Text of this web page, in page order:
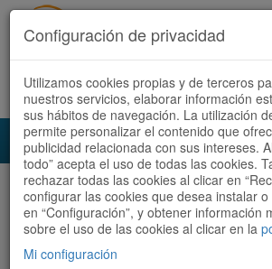
Acceder Registrate ahora
Audioruta Todas las rutas
Todas las rutas
Ordenar
Configuración de privacidad
Utilizamos cookies propias y de terceros
nuestros servicios, elaborar información
sus hábitos de navegación. La utilización
permite personalizar el contenido que
publicidad relacionada con sus intereses.
todo” acepta el uso de todas las cookies.
rechazar todas las cookies al clicar en
configurar las cookies que desea instalar
en “Configuración”, y obtener información
sobre el uso de las cookies al clicar en la
Mi configuración